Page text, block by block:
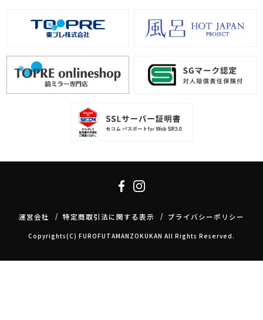
運営会社 特定商取引法に関する表示 プライバシーポリシー
Copyrights(C) FUROFUTAMANZOKUKAN All Rights Reserved.